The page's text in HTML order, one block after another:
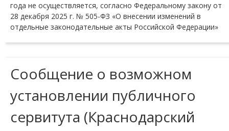
года не осуществляется, согласно Федеральному закону от
28 декабря 2025 г. № 505-ФЗ «О внесении изменений в
отдельные законодательные акты Российской Федерации»
Сообщение о возможном
установлении публичного
сервитута (Краснодарский